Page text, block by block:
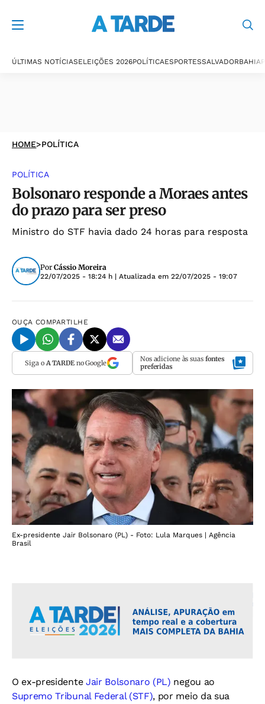
ÚLTIMAS NOTÍCIASELEIÇÕES 2026POLÍTICAESPORTESSALVADORBAHIA
HOME>POLÍTICA
POLÍTICA
Bolsonaro responde a Moraes antes
do prazo para ser preso
Ministro do STF havia dado 24 horas para resposta
Por Cássio Moreira
22/07/2025 - 18:24 h | Atualizada em 22/07/2025 - 19:07
OUÇA COMPARTILHE
Siga o A TARDEno Google Nos adicione às suas fontes
preferidas
Ex-presidente Jair Bolsonaro (PL) - Foto: Lula Marques | Agência
Brasil
O ex-presidente Jair Bolsonaro (PL) negou ao
Supremo Tribunal Federal (STF), por meio da sua